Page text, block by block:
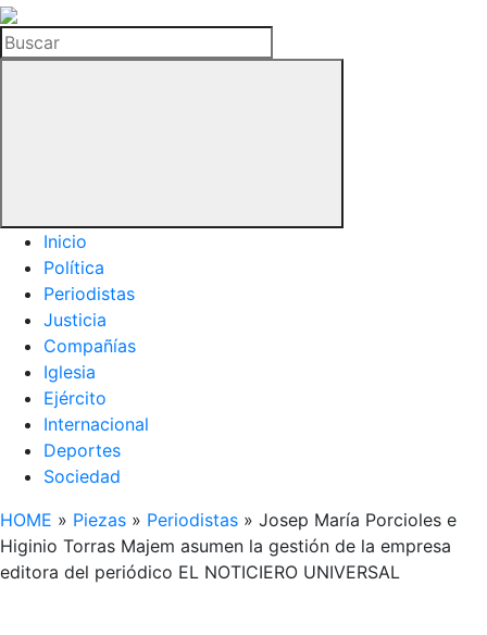
La
Hemeroteca
del
Buscar
Inicio
Política
Periodistas
Justicia
Compañías
Iglesia
Ejército
Internacional
Deportes
Sociedad
HOME » Piezas » Periodistas » Josep María Porcioles e
Higinio Torras Majem asumen la gestión de la empresa
editora del periódico EL NOTICIERO UNIVERSAL